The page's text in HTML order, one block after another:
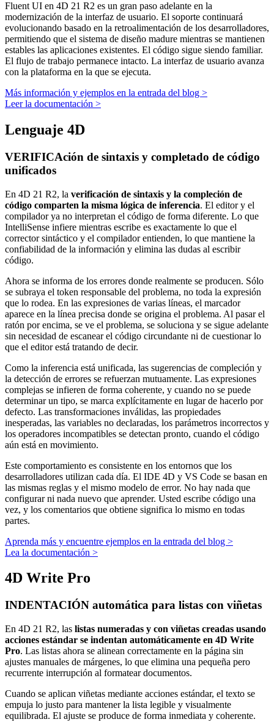
Fluent UI en 4D 21 R2 es un gran paso adelante en la
modernización de la interfaz de usuario. El soporte continuará
evolucionando basado en la retroalimentación de los desarrolladores,
permitiendo que el sistema de diseño madure mientras se mantienen
estables las aplicaciones existentes. El código sigue siendo familiar.
El flujo de trabajo permanece intacto. La interfaz de usuario avanza
con la plataforma en la que se ejecuta.
Más información y ejemplos en la entrada del blog >
Leer la documentación >
Lenguaje 4D
VERIFICAción de sintaxis y completado de código
unificados
En 4D 21 R2, la verificación de sintaxis y la compleción de
código comparten la misma lógica de inferencia. El editor y el
compilador ya no interpretan el código de forma diferente. Lo que
IntelliSense infiere mientras escribe es exactamente lo que el
corrector sintáctico y el compilador entienden, lo que mantiene la
confiabilidad de la información y elimina las dudas al escribir
código.
Ahora se informa de los errores donde realmente se producen. Sólo
se subraya el token responsable del problema, no toda la expresión
que lo rodea. En las expresiones de varias líneas, el marcador
aparece en la línea precisa donde se origina el problema. Al pasar el
ratón por encima, se ve el problema, se soluciona y se sigue adelante
sin necesidad de escanear el código circundante ni de cuestionar lo
que el editor está tratando de decir.
Como la inferencia está unificada, las sugerencias de compleción y
la detección de errores se refuerzan mutuamente. Las expresiones
complejas se infieren de forma coherente, y cuando no se puede
determinar un tipo, se marca explícitamente en lugar de hacerlo por
defecto. Las transformaciones inválidas, las propiedades
inesperadas, las variables no declaradas, los parámetros incorrectos y
los operadores incompatibles se detectan pronto, cuando el código
aún está en movimiento.
Este comportamiento es consistente en los entornos que los
desarrolladores utilizan cada día. El IDE 4D y VS Code se basan en
las mismas reglas y el mismo modelo de error. No hay nada que
configurar ni nada nuevo que aprender. Usted escribe código una
vez, y los comentarios que obtiene significa lo mismo en todas
partes.
Aprenda más y encuentre ejemplos en la entrada del blog >
Lea la documentación >
4D Write Pro
INDENTACIÓN automática para listas con viñetas
En 4D 21 R2, las listas numeradas y con viñetas creadas usando
acciones estándar se indentan automáticamente en 4D Write
Pro. Las listas ahora se alinean correctamente en la página sin
ajustes manuales de márgenes, lo que elimina una pequeña pero
recurrente interrupción al formatear documentos.
Cuando se aplican viñetas mediante acciones estándar, el texto se
empuja lo justo para mantener la lista legible y visualmente
equilibrada. El ajuste se produce de forma inmediata y coherente.